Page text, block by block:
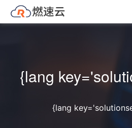
{lang
{lang